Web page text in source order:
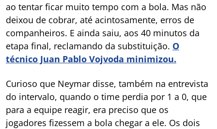
ao tentar ficar muito tempo com a bola. Mas não
deixou de cobrar, até acintosamente, erros de
companheiros. E ainda saiu, aos 40 minutos da
etapa final, reclamando da substituição. O
técnico Juan Pablo Vojvoda minimizou.
Curioso que Neymar disse, também na entrevista
do intervalo, quando o time perdia por 1 a 0, que
para a equipe reagir, era preciso que os
jogadores fizessem a bola chegar a ele. Os dois